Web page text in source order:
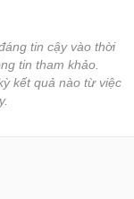
tin cậy vào thời
tin tham khảo.
kết quả nào từ việc